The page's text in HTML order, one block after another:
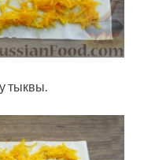
тыквы.